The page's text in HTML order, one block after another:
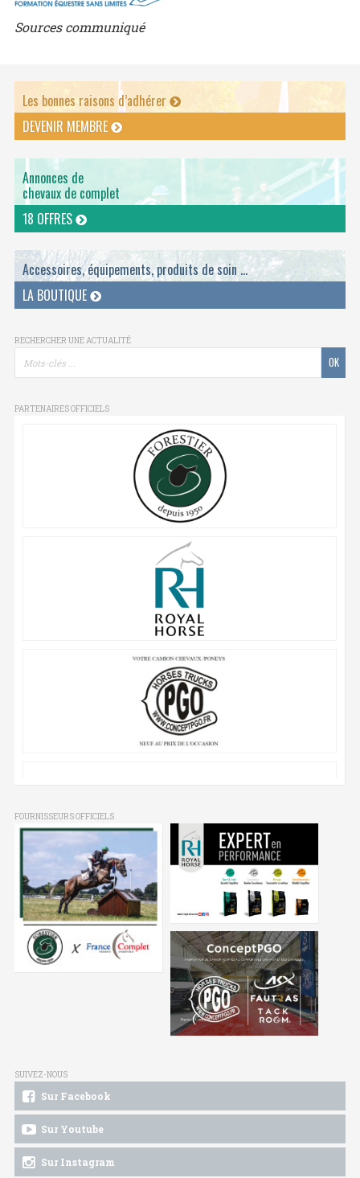
Sources communiqué
Les bonnes raisons d’adhérer
DEVENIR MEMBRE
Annonces de
chevaux de complet
18 OFFRES
Accessoires, équipements, produits de soin ...
LA BOUTIQUE
RECHERCHER UNE ACTUALITÉ
PARTENAIRES OFFICIELS
FOURNISSEURS OFFICIELS
SUIVEZ-NOUS
Sur Facebook
Sur Youtube
Sur Instagram